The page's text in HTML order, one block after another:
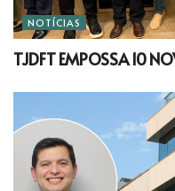
NOTÍCIAS
TJDFT EMPOSSA 10